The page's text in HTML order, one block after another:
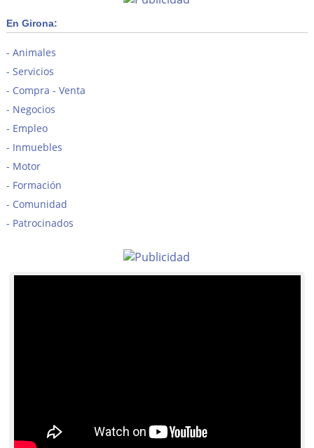
En Girona:
Animales
Servicios
Compra - Venta
Negocios
Empleo
Inmuebles
Motor
Formación
Comunidad
Patrocinados